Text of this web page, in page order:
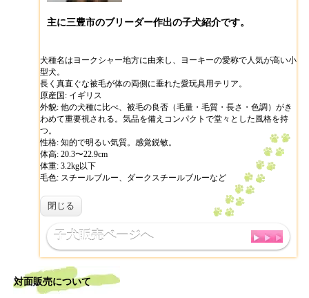
主に三豊市のブリーダー作出の子犬紹介です。
犬種名はヨークシャー地方に由来し、ヨーキーの愛称で人気が高い小
型犬。
長く真直ぐな被毛が体の両側に垂れた愛玩具用テリア。
原産国: イギリス
外貌: 他の犬種に比べ、被毛の良否（毛量・毛質・長さ・色調）がき
わめて重要視される。気品を備えコンパクトで堂々とした風格を持
つ。
性格: 知的で明るい気質。感覚鋭敏。
体高: 20.3〜22.9cm
体重: 3.2kg以下
毛色: スチールブルー、ダークスチールブルーなど
閉じる
子犬販売ページへ
対面販売について